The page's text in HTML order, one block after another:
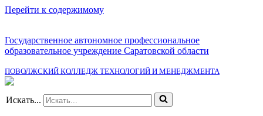
Перейти к содержимому
Государственное автономное профессиональное
образовательное учреждение Саратовской области
ПОВОЛЖСКИЙ КОЛЛЕДЖ ТЕХНОЛОГИЙ И МЕНЕДЖМЕНТА
Искать...